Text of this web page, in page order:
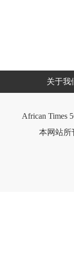
关于我
African Times
本网站所